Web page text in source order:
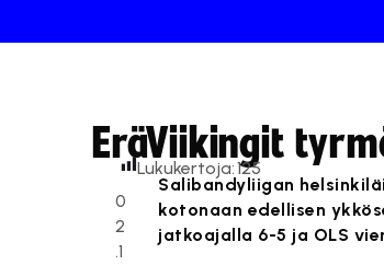
EräViikingit
0
2
.1
Lukukertoja:125
Salibandyliigan
kotonaan edellisen
jatkoajalla 6-5 ja OLS